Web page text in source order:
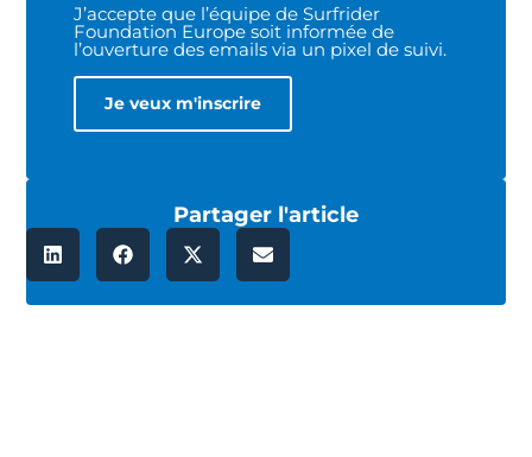
J’accepte que l’équipe de Surfrider
Foundation Europe soit informée de
l’ouverture des emails via un pixel de suivi.
Partager l'article